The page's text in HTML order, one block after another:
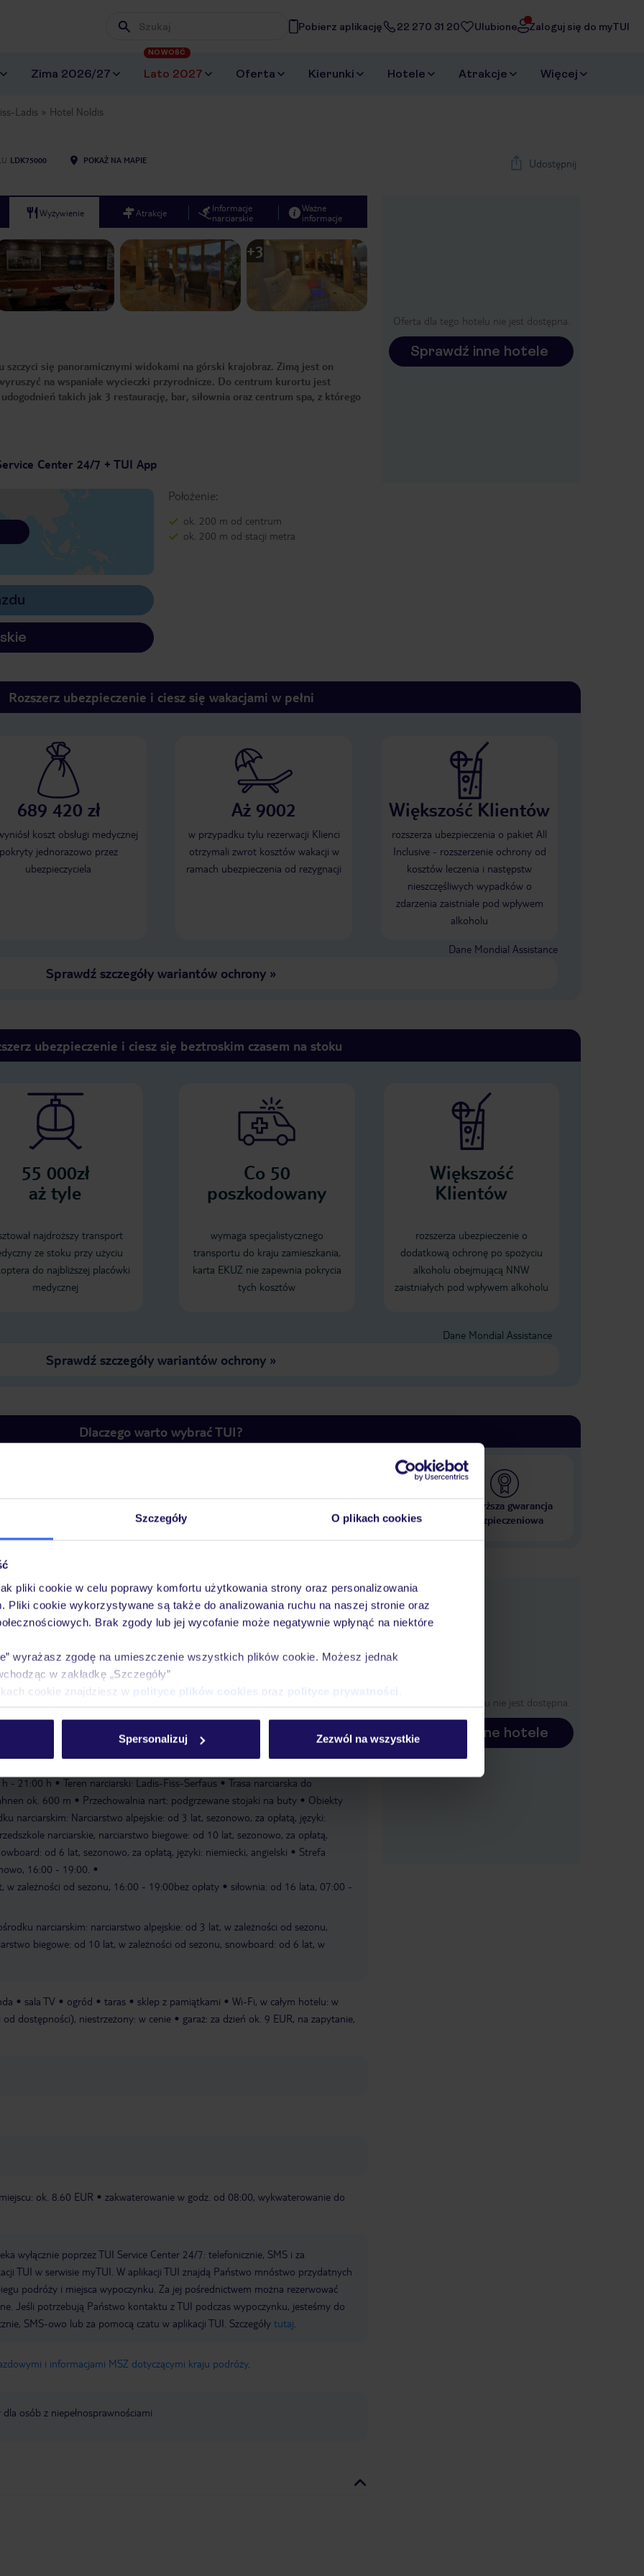
Szczegóły O plikach cookies
pliki cookie w celu poprawy komfortu użytkowania strony oraz personalizowania
Pliki cookie wykorzystywane są także do analizowania ruchu na naszej stronie oraz
Brak zgody lub jej wycofanie może negatywnie wpłynąć na niektóre
wyrażasz zgodę na umieszczenie wszystkich plików cookie. Możesz jednak
w zakładkę „Szczegóły”
cookie znajdziesz w polityce plików cookies oraz polityce prywatności
Spersonalizuj Zezwól na wszystkie
Wpisz frazę, której szukasz
Pobierz aplikację 22 270 31 20 Ulubione Zaloguj się do myTUI
Zima 2026/27 Lato 2027
NOWOŚĆ
Oferta Kierunki Hotele Atrakcje Więcej
Ladis Hotel Noldis
LDK75000 POKAŻ NA MAPIE Udostępnij
Oferta dla tego hotelu nie jest dostępna.
Sprawdź inne hotele
Wyżywienie Atrakcje
Informacje
narciarskie
Ważne
informacje
Next slide
1/
+3
szczyci się panoramicznymi widokami na górski krajobraz. Zimą jest on
na wspaniałe wycieczki przyrodnicze. Do centrum kurortu jest
takich jak 3 restaurację, bar, siłownia oraz centrum spa, z którego
Center 24/7 + TUI App
Położenie:
ok. 200 m od centrum
ok. 200 m od stacji metra
Rozszerz ubezpieczenie i ciesz się wakacjami w pełni
689 420 zł
koszt obsługi medycznej
pokryty jednorazowo przez
ubezpieczyciela
Aż 9002
w przypadku tylu rezerwacji Klienci
otrzymali zwrot kosztów wakacji w
ramach ubezpieczenia od rezygnacji
Większość Klientów
rozszerza ubezpieczenia o pakiet All
Inclusive - rozszerzenie ochrony od
kosztów leczenia i następstw
nieszczęśliwych wypadków o
zdarzenia zaistniałe pod wpływem
alkoholu
Dane Mondial Assistance
Sprawdź szczegóły wariantów ochrony»
ubezpieczenie i ciesz się beztroskim czasem na stoku
55 000zł
aż tyle
najdroższy transport
ze stoku przy użyciu
do najbliższej placówki
medycznej
Co 50
poszkodowany
wymaga specjalistycznego
transportu do kraju zamieszkania,
karta EKUZ nie zapewnia pokrycia
tych kosztów
Większość
Klientów
rozszerza ubezpieczenie o
dodatkową ochronę po spożyciu
alkoholu obejmującą NNW
zaistniałych pod wpływem alkoholu
Dane Mondial Assistance
Sprawdź szczegóły wariantów ochrony »
Dlaczego warto wybrać TUI?
krajach
Najwyższa gwarancja
ubezpieczeniowa
Wyżywienie Atrakcje
Informacje
narciarskie
Ważne
informacje
który należy opłacić bezpośrednio w recepcji hotelu. Wysokość opłaty
do 20 lat
h - 21:00 h Teren narciarski: Ladis-Fiss-Serfaus
Trasa narciarska do
ok. 600 m Przechowalnia nart: podgrzewane stojaki na buty
Obiekty
narciarskim: Narciarstwo alpejskie: od 3 lat, sezonowo, za opłatą, języki:
narciarskie, narciarstwo biegowe: od 10 lat, sezonowo, za opłatą,
od 6 lat, sezonowo, za opłatą, języki: niemiecki, angielski
Strefa
16:00 - 19:00.
w zależności od sezonu, 16:00 - 19:00bez opłaty
siłownia: od 16 lata, 07:00 -
narciarskim: narciarstwo alpejskie: od 3 lat, w zależności od sezonu,
biegowe: od 10 lat, w zależności od sezonu, snowboard: od 6 lat, w
sala TV ogród taras sklep z pamiątkami
Wi-Fi, w całym hotelu: w
od dostępności), niestrzeżony: w cenie
garaż: za dzień ok. 9 EUR, na zapytanie,
ok. 8.60 EUR
zakwaterowanie w godz. od 08:00, wykwaterowanie do
wyłącznie poprzez TUI Service Center 24/7: telefonicznie, SMS i za
TUI w serwisie myTUI. W aplikacji TUI znajdą Państwo mnóstwo przydatnych
podróży i miejsca wypoczynku. Za jej pośrednictwem można rezerwować
Jeśli potrzebują Państwo kontaktu z TUI podczas wypoczynku, jesteśmy do
SMS-owo lub za pomocą czatu w aplikacji TUI. Szczegóły tutaj
i informacjami MSZ dotyczącymi kraju podróży.
osób z niepełnosprawnościami
Oferta dla tego hotelu nie jest dostępna.
Sprawdź inne hotele